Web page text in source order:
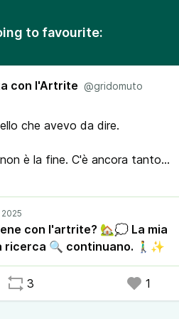
to favourite:
con l'Artrite @gridomuto
che avevo da dire.
è la fine. C'è ancora tanto
alla mia da denunciare.
restate sintonizzati!
con l'artrite? 🏡💭 La mia
ricerca 🔍 continuano. 🚶‍♂️✨
3 1